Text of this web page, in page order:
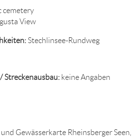
cemetery
View
Stechlinsee-Rundweg
Streckenausbau: keine Angaben
Gewässerkarte Rheinsberger Seen,